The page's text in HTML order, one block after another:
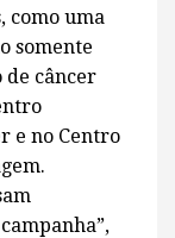
como uma
somente
de câncer
e no Centro